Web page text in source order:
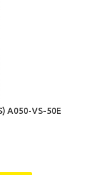
A050-VS-50E